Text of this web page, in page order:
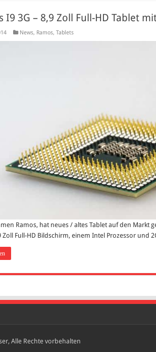
I9 3G – 8,9 Zoll Full-HD Tablet
News, Ramos, Tablets
Ramos, hat neues / altes Tablet auf den Markt
Zoll Full-HD Bildschirm, einem Intel Prozessor und
Alle Rechte vorbehalten